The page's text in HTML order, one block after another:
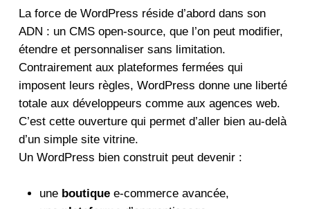
La force de WordPress réside d’abord dans son
ADN : un CMS open-source, que l’on peut modifier,
étendre et personnaliser sans limitation.
Contrairement aux plateformes fermées qui
imposent leurs règles, WordPress donne une liberté
totale aux développeurs comme aux agences web.
C’est cette ouverture qui permet d’aller bien au-delà
d’un simple site vitrine.
Un WordPress bien construit peut devenir :
une boutiquee-commerce avancée,